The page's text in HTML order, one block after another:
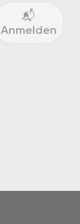
Anmelden